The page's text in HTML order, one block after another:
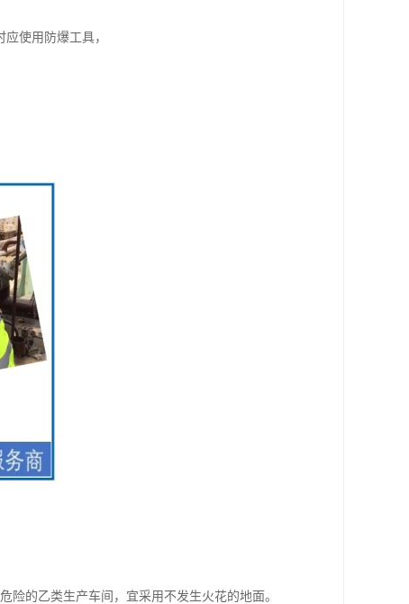
使用防爆工具，
的乙类生产车间，宜采用不发生火花的地面。